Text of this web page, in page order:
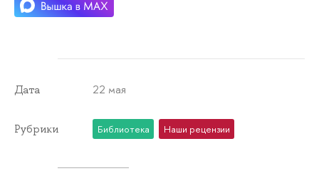
Дата 22 мая
Рубрики Библиотека Наши рецензии